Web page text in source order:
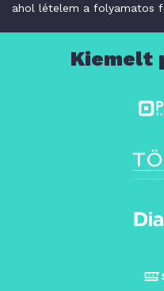
ahol lételem a folyamatos
Kiemelt